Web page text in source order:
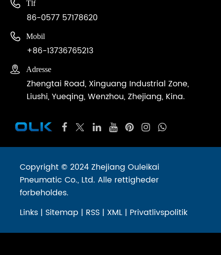
 Tlf
86-0577 57178620
 Mobil
+86-13736765213
 Adresse
Zhengtai Road, Xinguang Industrial Zone,
Liushi, Yueqing, Wenzhou, Zhejiang, Kina.
Copyright © 2024 Zhejiang Ouleikai
Pneumatic Co., Ltd. Alle rettigheder
forbeholdes.
Links | Sitemap | RSS | XML | Privatlivspolitik